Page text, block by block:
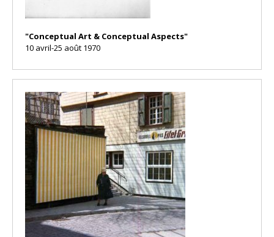
"Conceptual Art & Conceptual Aspects"
10 avril-25 août 1970